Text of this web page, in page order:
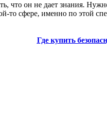
что он не дает знания.
то сфере, именно по этой
Где купить